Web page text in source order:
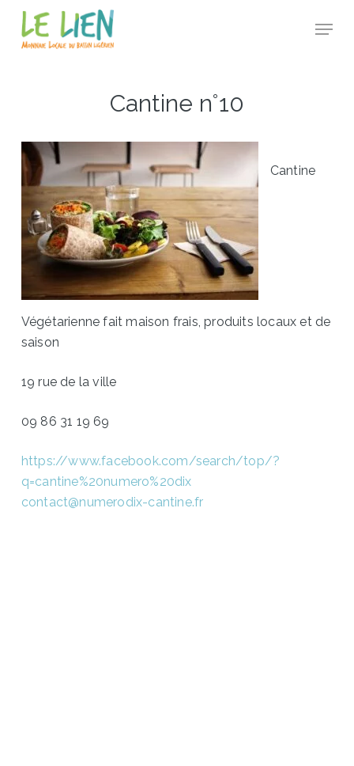
Panneau de gestion des cookies
Skip
main
Menu
Cantine n°10
Cantine
Végétarienne fait maison frais, produits locaux et de
saison
19 rue de la ville
09 86 31 19 69
https://www.facebook.com/search/top/?
q=cantine%20numero%20dix
contact@numerodix-cantine.fr